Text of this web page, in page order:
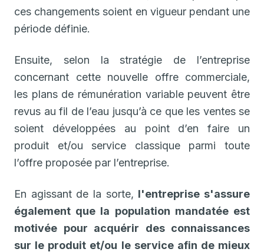
ces changements soient en vigueur pendant une
période définie.
Ensuite, selon la stratégie de l’entreprise
concernant cette nouvelle offre commerciale,
les plans de rémunération variable peuvent être
revus au fil de l’eau jusqu’à ce que les ventes se
soient développées au point d’en faire un
produit et/ou service classique parmi toute
l’offre proposée par l’entreprise.
En agissant de la sorte, l'entreprise s'assure
également que la population mandatée est
motivée pour acquérir des connaissances
sur le produit et/ou le service afin de mieux